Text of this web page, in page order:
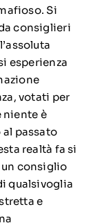
Si
consiglieri
esperienza
votati per
niente è
passato
realtà fa si
consiglio
qualsivoglia
e